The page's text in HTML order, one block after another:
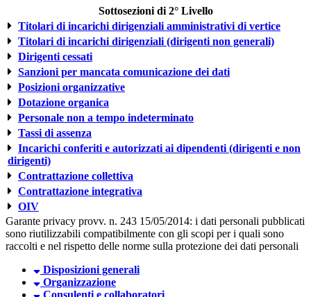
Sottosezioni di 2° Livello
Titolari di incarichi dirigenziali amministrativi di vertice
Titolari di incarichi dirigenziali (dirigenti non generali)
Dirigenti cessati
Sanzioni per mancata comunicazione dei dati
Posizioni organizzative
Dotazione organica
Personale non a tempo indeterminato
Tassi di assenza
Incarichi conferiti e autorizzati ai dipendenti (dirigenti e non
dirigenti)
Contrattazione collettiva
Contrattazione integrativa
OIV
Garante privacy provv. n. 243 15/05/2014: i dati personali pubblicati
sono riutilizzabili compatibilmente con gli scopi per i quali sono
raccolti e nel rispetto delle norme sulla protezione dei dati personali
Disposizioni generali
Organizzazione
Consulenti e collaboratori